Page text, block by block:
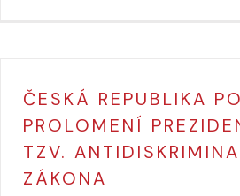
ČESKÁ REPUBLIKA
PROLOMENÍ
TZV.
ZÁKONA